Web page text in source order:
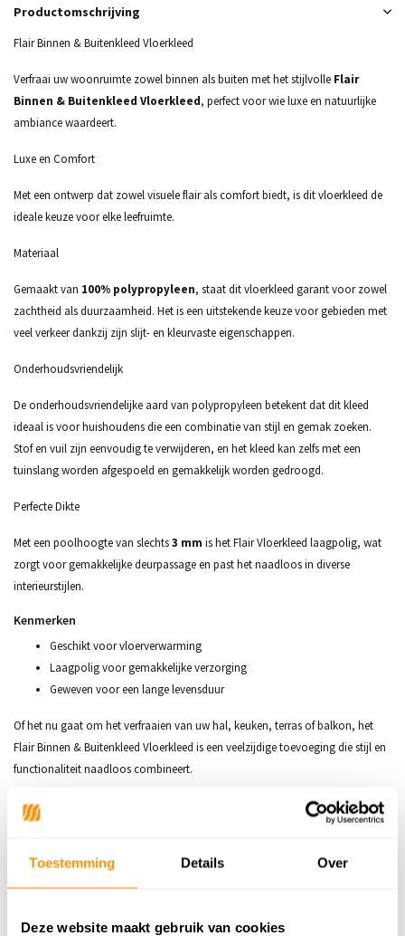
Toestemming Details Over
Deze website maakt gebruik van cookies
Productomschrijving
Flair Binnen & Buitenkleed Vloerkleed
Verfraai uw woonruimte zowel binnen als buiten met het stijlvolle Flair
Binnen & Buitenkleed Vloerkleed, perfect voor wie luxe en natuurlijke
ambiance waardeert.
Luxe en Comfort
Met een ontwerp dat zowel visuele flair als comfort biedt, is dit vloerkleed de
ideale keuze voor elke leefruimte.
Materiaal
Gemaakt van 100% polypropyleen, staat dit vloerkleed garant voor zowel
zachtheid als duurzaamheid. Het is een uitstekende keuze voor gebieden met
veel verkeer dankzij zijn slijt- en kleurvaste eigenschappen.
Onderhoudsvriendelijk
De onderhoudsvriendelijke aard van polypropyleen betekent dat dit kleed
ideaal is voor huishoudens die een combinatie van stijl en gemak zoeken.
Stof en vuil zijn eenvoudig te verwijderen, en het kleed kan zelfs met een
tuinslang worden afgespoeld en gemakkelijk worden gedroogd.
Perfecte Dikte
Met een poolhoogte van slechts3 mm is het Flair Vloerkleed laagpolig, wat
zorgt voor gemakkelijke deurpassage en past het naadloos in diverse
interieurstijlen.
Kenmerken
Geschikt voor vloerverwarming
Laagpolig voor gemakkelijke verzorging
Geweven voor een lange levensduur
Of het nu gaat om het verfraaien van uw hal, keuken, terras of balkon, het
Flair Binnen & Buitenkleed Vloerkleed is een veelzijdige toevoeging die stijl en
functionaliteit naadloos combineert.
SKU